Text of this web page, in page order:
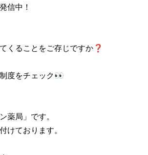
信中！
くることをご存じですか❓
度をチェック👀
薬局」です。
けております。